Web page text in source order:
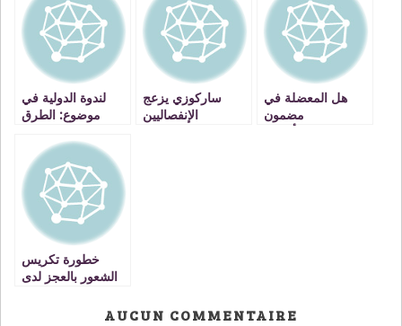
لندوة الدولية في
موضوع: الطرق
المنازعات الوساطة)
التوفيق )ـ التحكيم ـ
الصلح
ساركوزي يزعج
الإنفصاليين
هل المعضلة في
مضمون
خطورة تكريس
الشعور بالعجز لدى
AUCUN COMMENTAIRE